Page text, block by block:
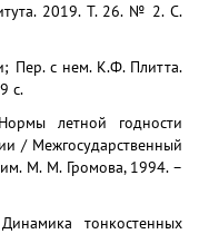
2019. Т. 26. № 2. С.
Пер. с нем. К.Ф. Плитта.
с.
летной год­ности
/ Меж­государственный
М. М. Громова, 1994. –
тонкостен­ных